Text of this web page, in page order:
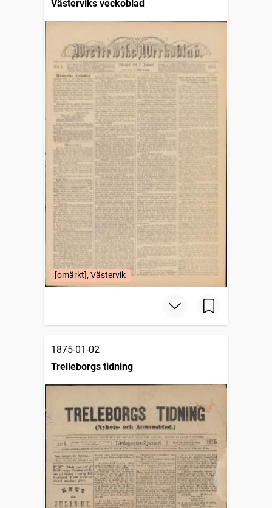
Västerviks veckoblad
[omärkt], Västervik
1875-01-02
Trelleborgs tidning